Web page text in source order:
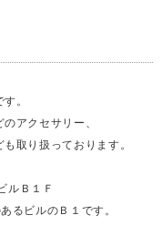
。
アクセサリー、
取り扱っております。
ルＢ１Ｆ
ビルのＢ１です。